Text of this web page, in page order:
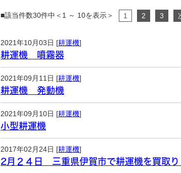
■該当件数30件中＜1 ～ 10を表示＞ 1 2 3
2021年10月03日 [耕運機]
耕運機 噴霧器
2021年09月11日 [耕運機]
耕運機 発動機
2021年09月10日 [耕運機]
小型耕運機
2017年02月24日 [耕運機]
2月２４日 三重県伊賀市で耕運機を買取り